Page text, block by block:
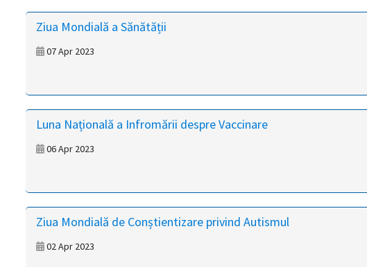
másodpercen
Ziua Mondială a Sănătății
07 Apr 2023
Luna Națională a Infromării despre Vaccinare
06 Apr 2023
Ziua Mondială de Conștientizare privind Autismul
02 Apr 2023